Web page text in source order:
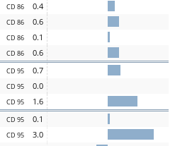
CD 86
0.4
CD 86
0.6
CD 86
0.1
CD 86 0.6
CD 95
0.7
CD 95
0.0
CD 95
1.6
CD 95
0.1
CD 95
3.0